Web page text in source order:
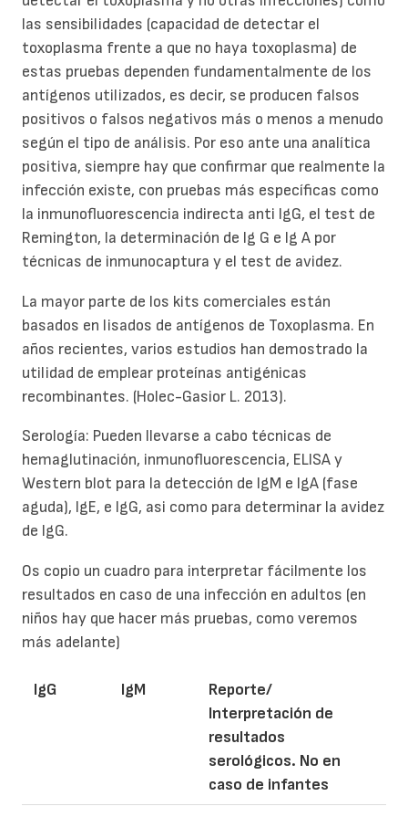
las sensibilidades (capacidad de detectar el
toxoplasma frente a que no haya toxoplasma) de
estas pruebas dependen fundamentalmente de los
antígenos utilizados, es decir, se producen falsos
positivos o falsos negativos más o menos a menudo
según el tipo de análisis. Por eso ante una analítica
positiva, siempre hay que confirmar que realmente la
infección existe, con pruebas más específicas como
la inmunofluorescencia indirecta anti IgG, el test de
Remington, la determinación de Ig G e Ig A por
técnicas de inmunocaptura y el test de avidez.
La mayor parte de los kits comerciales están
basados en lisados de antígenos de Toxoplasma. En
años recientes, varios estudios han demostrado la
utilidad de emplear proteínas antigénicas
recombinantes. (Holec-Gasior L. 2013).
Serología: Pueden llevarse a cabo técnicas de
hemaglutinación, inmunofluorescencia, ELISA y
Western blot para la detección de IgM e IgA (fase
aguda), IgE, e IgG, asi como para determinar la avidez
de IgG.
Os copio un cuadro para interpretar fácilmente los
resultados en caso de una infección en adultos (en
niños hay que hacer más pruebas, como veremos
más adelante)
IgG IgM
Reporte/
Interpretación de
resultados
serológicos. No en
caso de infantes